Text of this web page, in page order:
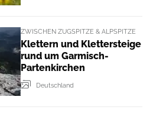
ZWISCHEN ZUGSPITZE & ALPSPITZE
Klettern und Klettersteige
rund um Garmisch-
Partenkirchen
Deutschland